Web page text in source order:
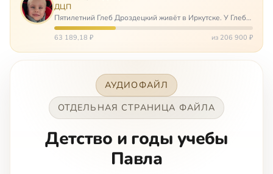
ДЦП
Пятилетний Глеб Дроздецкий живёт в Иркутске. У Глеба
ДЦП из-за перенесённого в младенчестве менингита,
но его положение осложняется эпилепсией, с которой
63 189,18 ₽ из 206 900 ₽
АУДИОФАЙЛ
ОТДЕЛЬНАЯ СТРАНИЦА ФАЙЛА
Детство и годы учебы
Павла